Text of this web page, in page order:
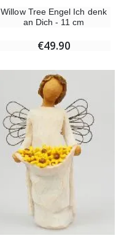
Willow Tree Engel Ich denk
an Dich - 11 cm
€49.90